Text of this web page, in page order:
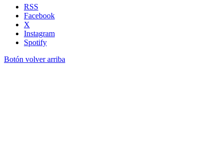
RSS
Facebook
X
Instagram
Spotify
Botón volver arriba